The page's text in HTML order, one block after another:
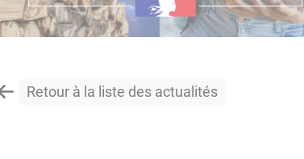
Retour à la liste des actualités